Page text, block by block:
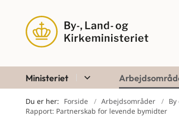
Ministeriet
Du er her: Forside Arbejdsområder
Rapport: Partnerskab for levende bymidter